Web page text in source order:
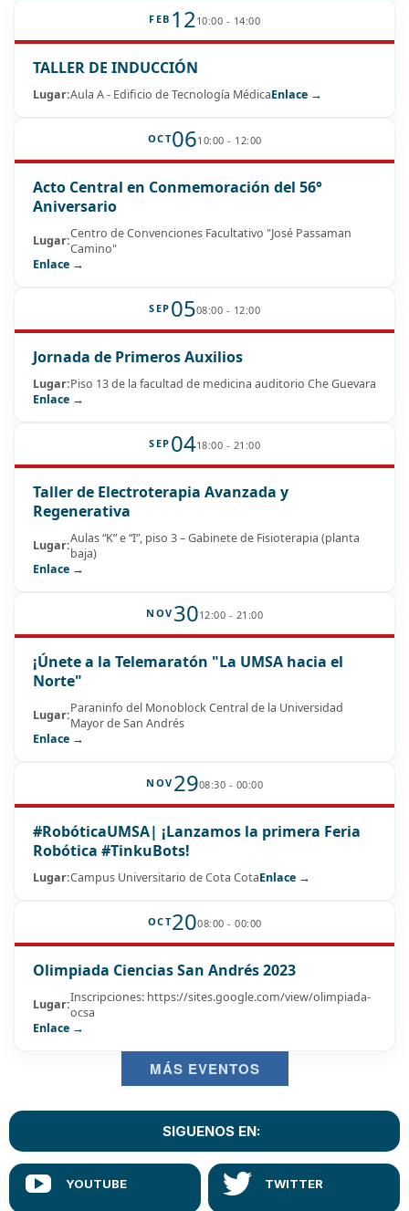
FEB 1210:00 - 14:00
TALLER DE INDUCCIÓN
Lugar:Aula A - Edificio de Tecnología MédicaEnlace →
OCT0610:00 - 12:00
Acto Central en Conmemoración del 56°
Aniversario
Lugar:Centro de Convenciones Facultativo "José Passaman
Camino"
Enlace →
SEP 0508:00 - 12:00
Jornada de Primeros Auxilios
Lugar:Piso 13 de la facultad de medicina auditorio Che Guevara
Enlace →
SEP 0418:00 - 21:00
Taller de Electroterapia Avanzada y
Regenerativa
Lugar:Aulas “K” e “I”, piso 3 – Gabinete de Fisioterapia (planta
baja)
Enlace →
NOV 3012:00 - 21:00
¡Únete a la Telemaratón "La UMSA hacia el
Norte"
Lugar:Paraninfo del Monoblock Central de la Universidad
Mayor de San Andrés
Enlace →
NOV 2908:30 - 00:00
#RobóticaUMSA| ¡Lanzamos la primera Feria
Robótica #TinkuBots!
Lugar:Campus Universitario de Cota CotaEnlace →
OCT2008:00 - 00:00
Olimpiada Ciencias San Andrés 2023
Lugar:Inscripciones: https://sites.google.com/view/olimpiada-
ocsa
Enlace →
MÁS EVENTOS
SIGUENOS EN: